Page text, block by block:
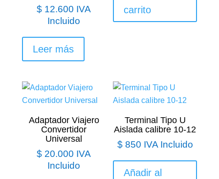
$ 12.600 IVA
Incluido
Leer más
carrito
Adaptador Viajero
Convertidor
Universal
$ 20.000 IVA
Incluido
Terminal Tipo U
Aislada calibre 10-12
$850 IVA Incluido
Añadir al